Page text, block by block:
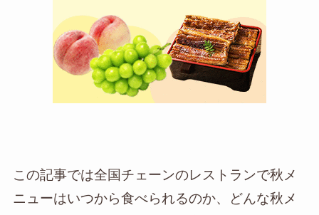
この記事では全国チェーンのレストランで秋メ
ニューはいつから食べられるのか、どんな秋メ